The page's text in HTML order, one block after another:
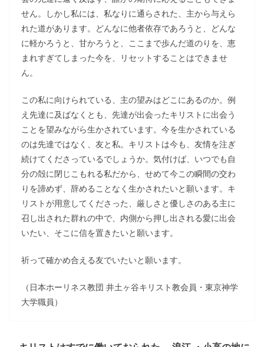
せん。しかし私には、私なりに通らされた、主から与えら
れた道があります。どんなに他者依存であろうと、どんな
に軽かろうと、甘かろうと、ここまで歩んだ道のりを、恵
まれすぎてしまった今を、リセットすることはできませ
ん。
この私に向けられている、主の望みはどこにあるのか。例
え先達に及ばなくとも、先達が出会ったキリストに出会う
ことを望みながら生かされています。今を生かされている
のは先達ではなく、友と私。キリストは今も、友情を注ぎ
続けてくださっているでしょうか。気付けば、いつでも自
分の殻に閉じこもれる私だから、せめて今この瞬間の交わ
りを諦めず、辞めることなく生かされたいと願います。キ
リストが用意してくださった、厳しさと優しさのある主に
召し出された群れの中で、内側から押し出される愛に出会
いたい、そこに信を置きたいと願います。
祈って確かめ合える友でいたいと願います。
（日本ホーリネス教団 井土ヶ谷キリスト教会員・東京神学
大学職員）